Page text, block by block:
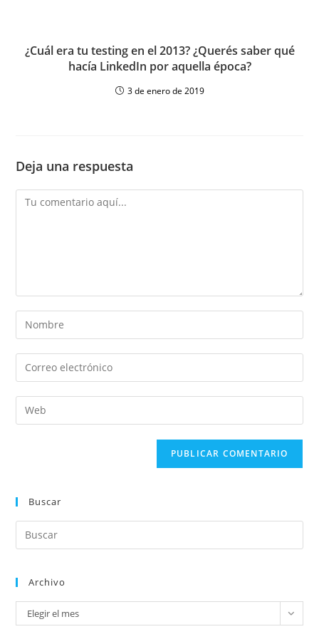
¿Cuál era tu testing en el 2013? ¿Querés saber qué
hacía LinkedIn por aquella época?
3 de enero de 2019
Deja una respuesta
Buscar
Archivo
Elegir el mes